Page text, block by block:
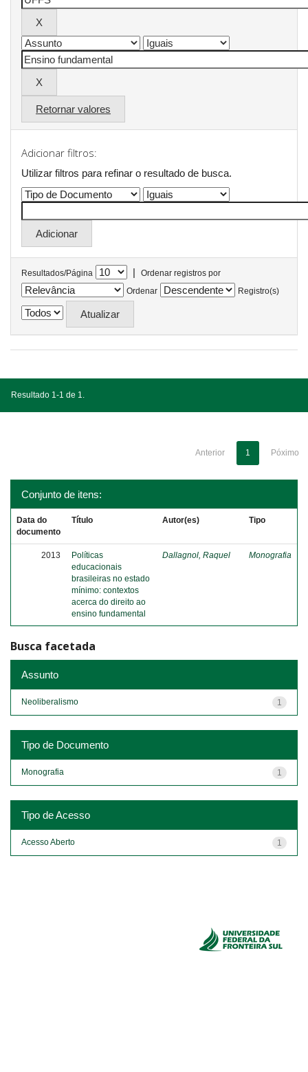
Retornar valores
Adicionar filtros:
Utilizar filtros para refinar o resultado de busca.
Resultados/Página |
Ordenar registros por
Ordenar
Registro(s)
Resultado 1-1 de 1.
Anterior 1 Póximo
Conjunto de itens:
Data do
documento
Título Autor(es) Tipo
2013
Políticas
educacionais
brasileiras no estado
mínimo: contextos
acerca do direito ao
ensino fundamental
Dallagnol, Raquel Monografia
Busca facetada
Assunto
1
Neoliberalismo
Tipo de Documento
1
Monografia
Tipo de Acesso
1
Acesso Aberto